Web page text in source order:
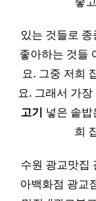
있는 것들로
좋아하는 것들
요. 그중 저희
요. 그래서 가
고기 넣은 솥
희
수원 광교맛집
아백화점 광교